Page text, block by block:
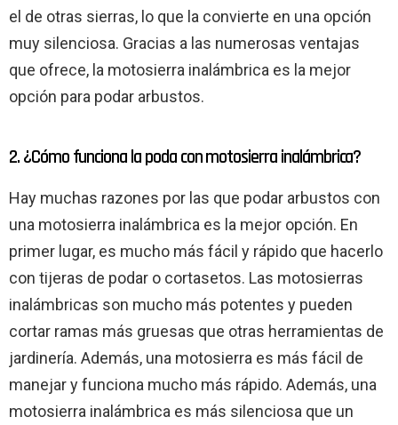
el de otras sierras, lo que la convierte en una opción
muy silenciosa. Gracias a las numerosas ventajas
que ofrece, la motosierra inalámbrica es la mejor
opción para podar arbustos.
2. ¿Cómo funciona la poda con motosierra inalámbrica?
Hay muchas razones por las que podar arbustos con
una motosierra inalámbrica es la mejor opción. En
primer lugar, es mucho más fácil y rápido que hacerlo
con tijeras de podar o cortasetos. Las motosierras
inalámbricas son mucho más potentes y pueden
cortar ramas más gruesas que otras herramientas de
jardinería. Además, una motosierra es más fácil de
manejar y funciona mucho más rápido. Además, una
motosierra inalámbrica es más silenciosa que un